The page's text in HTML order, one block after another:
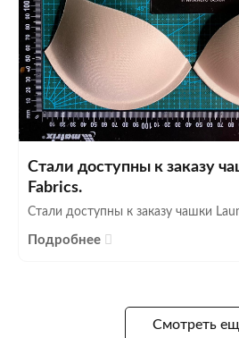
Стали доступны к заказу
Fabrics.
Стали доступны к заказу чашки
Подробнее
Смотреть